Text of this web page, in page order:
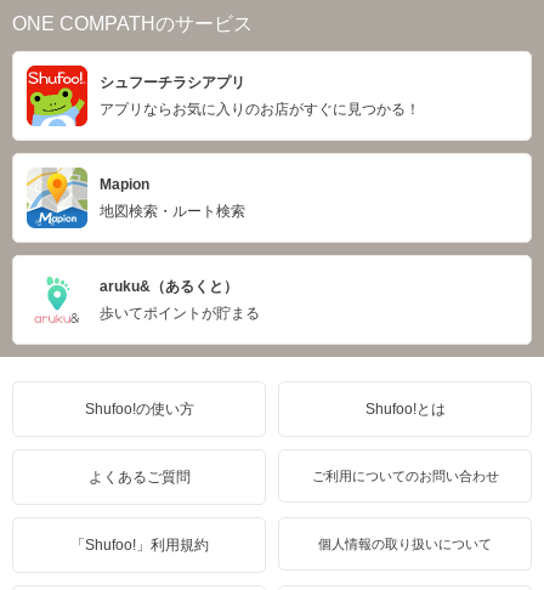
ONE COMPATHのサービス
シュフーチラシアプリ
アプリならお気に入りのお店がすぐに見つかる！
Mapion
地図検索・ルート検索
aruku&（あるくと）
歩いてポイントが貯まる
Shufoo!の使い方 Shufoo!とは
よくあるご質問 ご利用についてのお問い合わせ
「Shufoo!」利用規約 個人情報の取り扱いについて